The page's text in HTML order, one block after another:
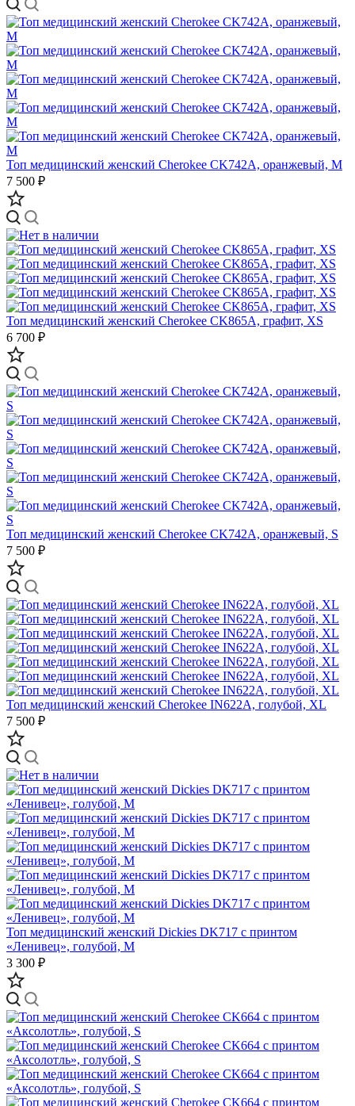
Топ медицинский женский Cherokee CK742A, оранжевый, M
7 500 ₽
Топ медицинский женский Cherokee CK865A, графит, XS
6 700 ₽
Топ медицинский женский Cherokee CK742A, оранжевый, S
7 500 ₽
Топ медицинский женский Cherokee IN622A, голубой, XL
7 500 ₽
Топ медицинский женский Dickies DK717 с принтом
«Ленивец», голубой, M
3 300 ₽